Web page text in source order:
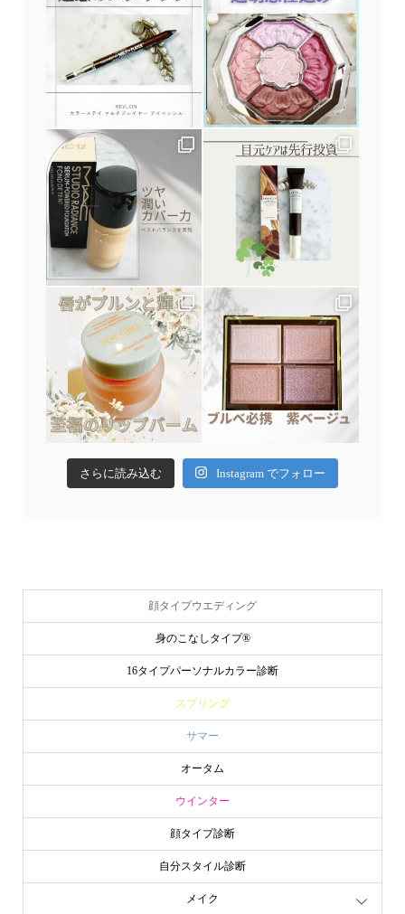
さらに読み込む Instagram でフォロー
顔タイプウエディング
身のこなしタイプ®
16タイプパーソナルカラー診断
スプリング
サマー
オータム
ウインター
顔タイプ診断
自分スタイル診断
メイク